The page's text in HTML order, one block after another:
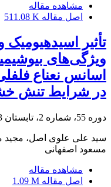
مشاهده مقاله
اصل مقاله 511.08 K
تأثیر
ویژگی‌های
در شرایط تنش
دوره 55، شماره 2، تابستان 1403، صفحه
سید علی علوی اصل، مجید
مسعود اصفهانی
مشاهده مقاله
اصل مقاله 1.09 M